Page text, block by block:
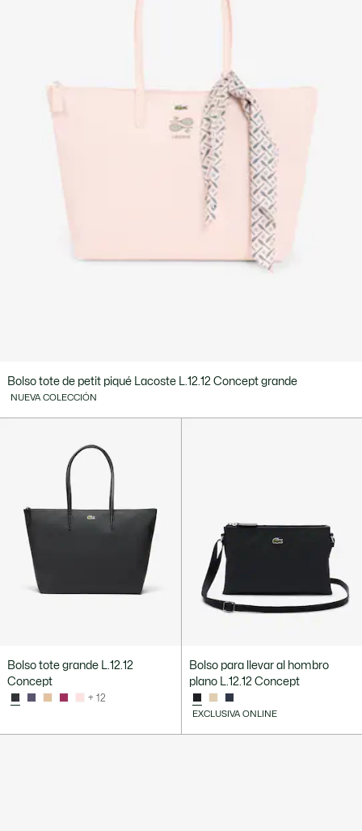
Bolso tote de petit piqué Lacoste L.12.12 Concept grande
NUEVA COLECCIÓN
Bolso tote grande L.12.12
Concept
+ 12
Bolso para llevar al hombro
plano L.12.12 Concept
EXCLUSIVA ONLINE